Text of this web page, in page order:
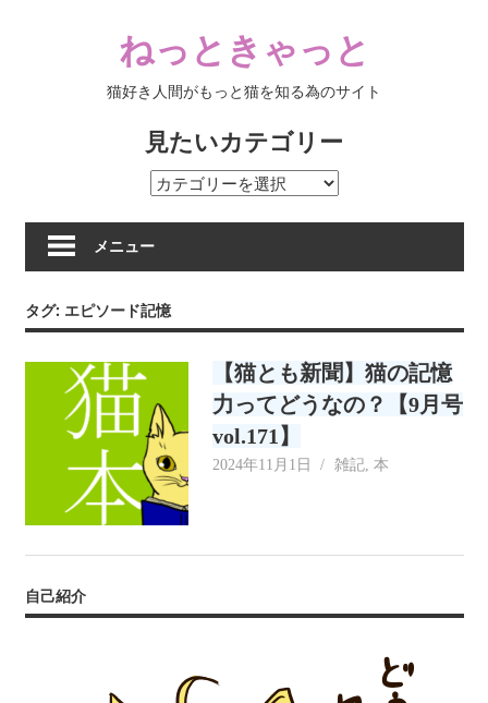
ねっときゃっと
猫好き人間がもっと猫を知る為のサイト
見たいカテゴリー
見
い
カ
ゴ
メニュー
タグ: エピソード記憶
【猫とも新聞】猫の記憶
力ってどうなの？【9月号
vol.171】
2024年11月1日 neecat
雑記, 本
自己紹介